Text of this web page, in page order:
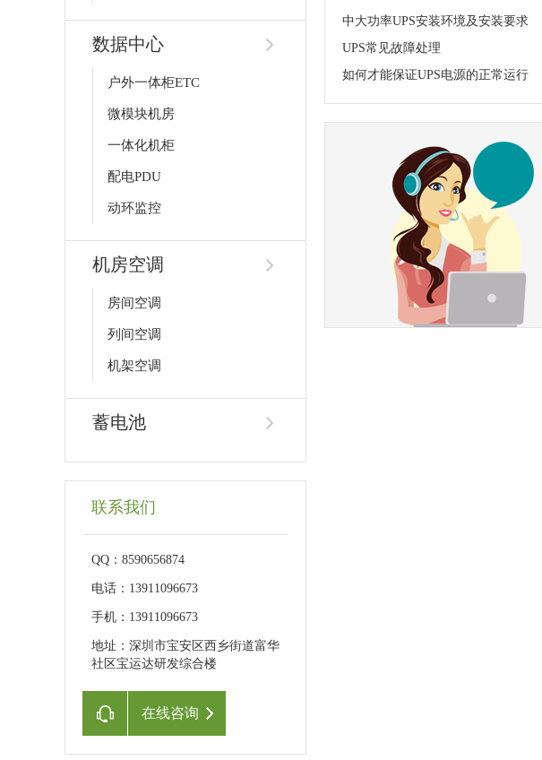
数据中心
户外一体柜ETC
微模块机房
一体化机柜
配电PDU
动环监控
机房空调
房间空调
列间空调
机架空调
蓄电池
联系我们
QQ：8590656874
电话：13911096673
手机：13911096673
地址：深圳市宝安区西乡街道富华
社区宝运达研发综合楼
在线咨询
中大功率UPS安装环境及安装要求
UPS常见故障处理
如何才能保证UPS电源的正常运行